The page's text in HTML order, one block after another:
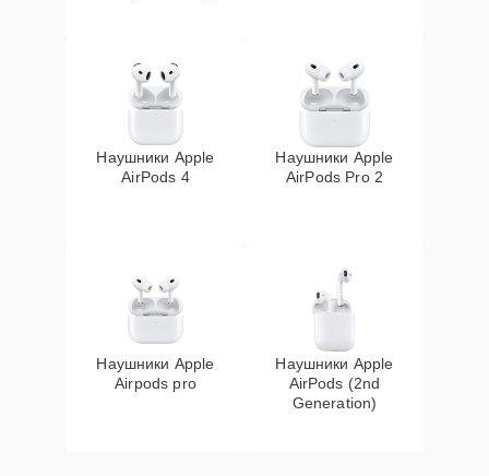
Наушники Apple
AirPods 4
Наушники Apple
AirPods Pro 2
Наушники Apple
Airpods pro
Наушники Apple
AirPods (2nd
Generation)